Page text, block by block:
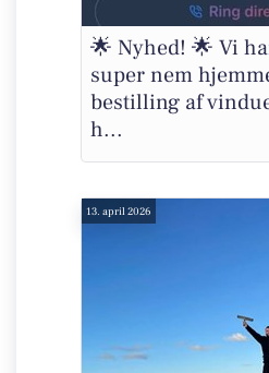
🌟 Nyhed! 🌟 Vi
super nem
bestilling af
h...
13. april 2026